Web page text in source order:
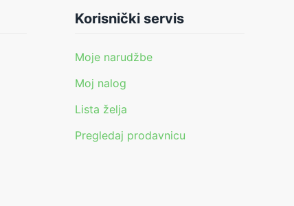
Korisnički servis
Moje narudžbe
Moj nalog
Lista želja
Pregledaj prodavnicu